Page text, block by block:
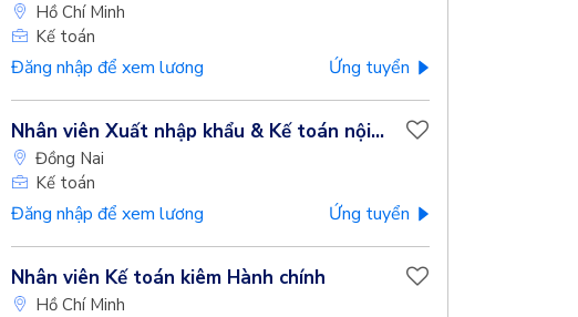
Hồ Chí Minh
Kế toán
Đăng nhập để xem lương Ứng tuyển
Nhân viên Xuất nhập khẩu & Kế toán nội...
Đồng Nai
Kế toán
Đăng nhập để xem lương Ứng tuyển
Nhân viên Kế toán kiêm Hành chính
Hồ Chí Minh